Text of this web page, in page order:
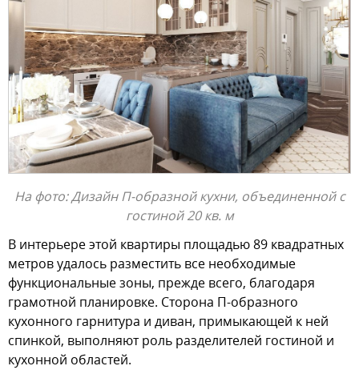
На фото: Дизайн П-образной кухни, объединенной с
гостиной 20 кв. м
В интерьере этой квартиры площадью 89 квадратных
метров удалось разместить все необходимые
функциональные зоны, прежде всего, благодаря
грамотной планировке. Сторона П-образного
кухонного гарнитура и диван, примыкающей к ней
спинкой, выполняют роль разделителей гостиной и
кухонной областей.